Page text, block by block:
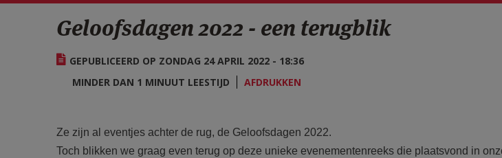
Geloofsdagen 2022 - een terugblik
GEPUBLICEERD OP ZONDAG 24 APRIL 2022 - 18:36
MINDER DAN 1 MINUUT LEESTIJD
AFDRUKKEN
Ze zijn al eventjes achter de rug, de Geloofsdagen 2022.
Toch blikken we graag even terug op deze unieke evenementenreeks die plaatsvond in